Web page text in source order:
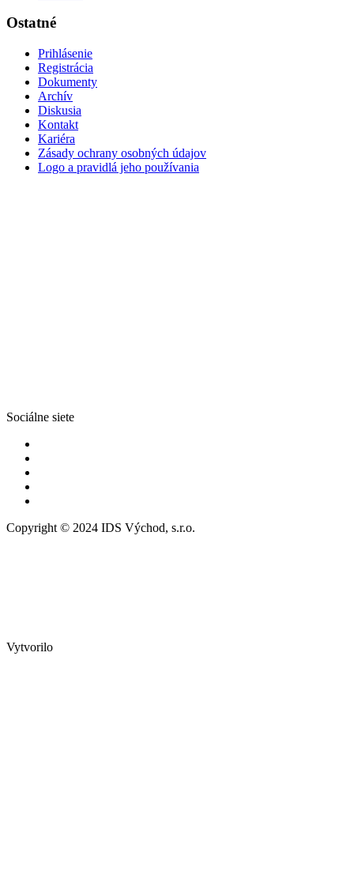
Ostatné
Prihlásenie
Registrácia
Dokumenty
Archív
Diskusia
Kontakt
Kariéra
Zásady ochrany osobných údajov
Logo a pravidlá jeho používania
Sociálne siete
Copyright © 2024 IDS Východ, s.r.o.
Vytvorilo